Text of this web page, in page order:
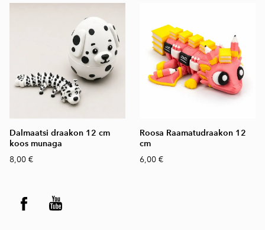
Dalmaatsi draakon 12 cm
koos munaga
8,00 €
Roosa Raamatudraakon 12
cm
6,00 €